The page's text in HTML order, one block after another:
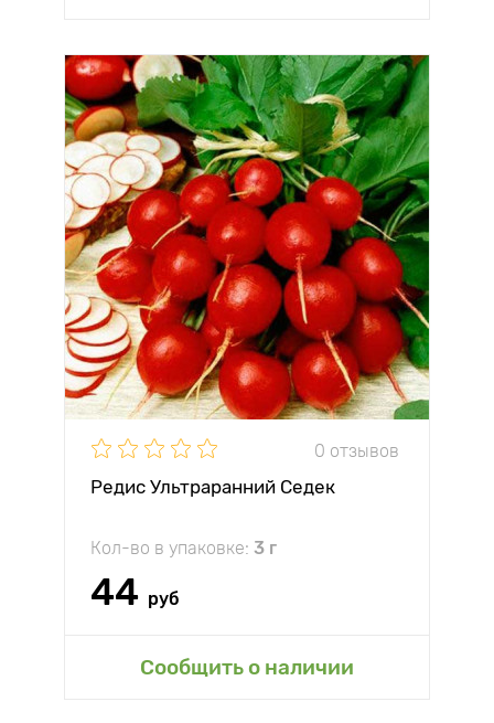
0 отзывов
Редис Ультраранний Седек
Кол-во в упаковке: 3 г
44 руб
Сообщить о наличии